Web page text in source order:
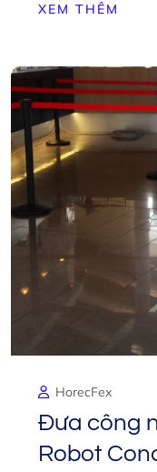
XEM THÊM
HorecFex
Đưa công
Robot